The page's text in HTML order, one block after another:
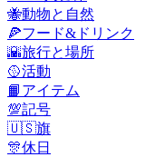
🐝動物と自然
🍕フード&ドリンク
🌇旅行と場所
🥎活動
📙 アイテム
💯記号
🇺🇸旗
🎊休日